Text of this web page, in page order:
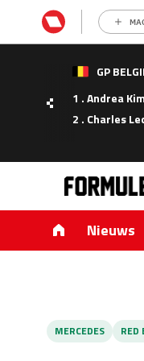
GP
1 . Andrea
2 . Charles
Nieuws
MERCEDES RED